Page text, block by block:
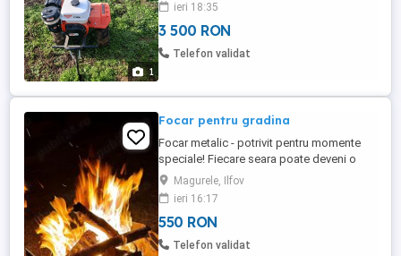
1
ieri 18:35
3 500 RON
Telefon validat
Focar pentru gradina
Focar metalic - potrivit pentru momente
speciale! Fiecare seara poate deveni o
poveste de neuitat cu focarul de exterior -
eleganta, caldura si confort in aer liber!
Magurele, Ilfov
ieri 16:17
550 RON
Telefon validat